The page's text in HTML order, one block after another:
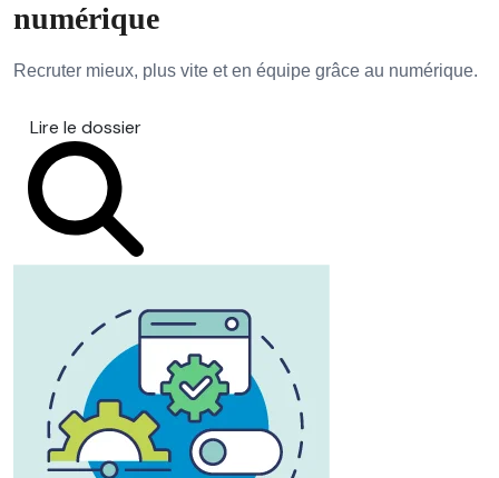
numérique
Recruter mieux, plus vite et en équipe grâce au numérique.
Lire le dossier